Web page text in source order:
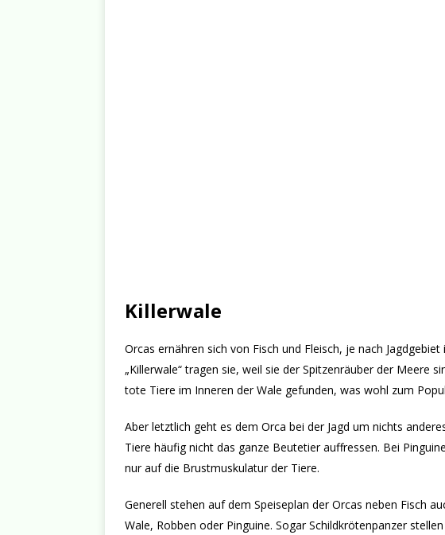
Killerwale
Orcas ernähren sich von Fisch und Fleisch, je nach
„Killerwale“ tragen sie, weil sie der Spitzenräuber der Meere
tote Tiere im Inneren der Wale gefunden, was wohl zum
Aber letztlich geht es dem Orca bei der Jagd um nichts
Tiere häufig nicht das ganze Beutetier auffressen. Bei
nur auf die Brustmuskulatur der Tiere.
Generell stehen auf dem Speiseplan der Orcas neben Fisch
Wale, Robben oder Pinguine. Sogar Schildkrötenpanzer